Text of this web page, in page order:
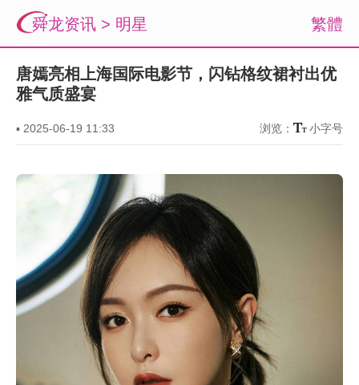
繁體
舜龙资讯 > 明星
唐嫣亮相上海国际电影节，闪钻格纹裙衬出优
雅气质盛宴
▪ 2025-06-19 11:33 浏览： 小字号